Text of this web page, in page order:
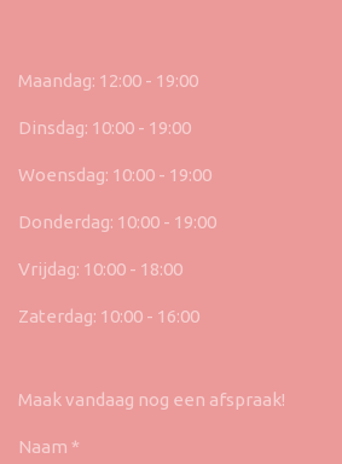
Maandag: 12:00 - 19:00
Dinsdag: 10:00 - 19:00
Woensdag: 10:00 - 19:00
Donderdag: 10:00 - 19:00
Vrijdag: 10:00 - 18:00
Zaterdag: 10:00 - 16:00
Maak vandaag nog een afspraak!
Naam *